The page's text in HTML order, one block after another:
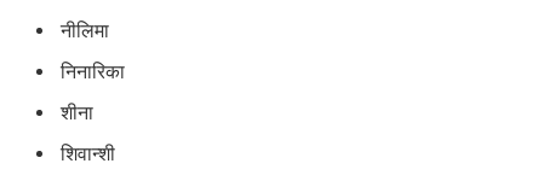
नीलिमा
निनारिका
शीना
शिवान्शी